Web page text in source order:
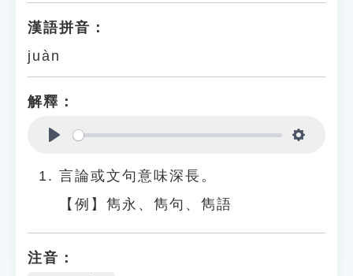
漢語拼音：
juàn
解釋：
言論或文句意味深長。
【例】雋永、雋句、雋語
注音：